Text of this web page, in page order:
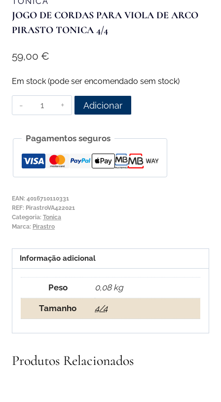
JOGO DE CORDAS PARA VIOLA DE ARCO
PIRASTO TONICA 4/4
59,00 €
Em stock (pode ser encomendado sem stock)
Quantidade
de
de
Cordas
para
de
Arco
Pirasto
4/4
Adicionar
Pagamentos seguros
EAN: 4016710110331
REF: PirastroVA422021
Categoria: Tonica
Marca: Pirastro
Informação adicional
Peso 0,08 kg
Tamanho 4/4
Produtos Relacionados